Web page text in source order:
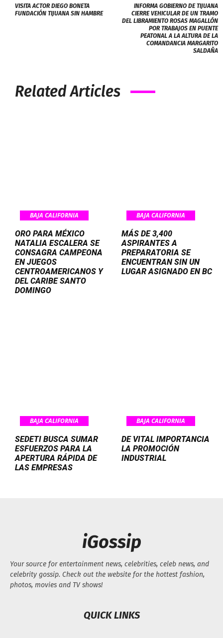
VISITA ACTOR DIEGO BONETA
FUNDACIÓN TIJUANA SIN HAMBRE
INFORMA GOBIERNO DE TIJUANA
CIERRE VEHICULAR DE UN TRAMO
DEL LIBRAMIENTO ROSAS MAGALLÓN
POR TRABAJOS EN PUENTE
PEATONAL A LA ALTURA DE LA
COMANDANCIA MARGARITO
SALDAÑA
Related Articles
BAJA CALIFORNIA
ORO PARA MÉXICO
NATALIA ESCALERA SE
CONSAGRA CAMPEONA
EN JUEGOS
CENTROAMERICANOS Y
DEL CARIBE SANTO
DOMINGO
BAJA CALIFORNIA
MÁS DE 3,400
ASPIRANTES A
PREPARATORIA SE
ENCUENTRAN SIN UN
LUGAR ASIGNADO EN BC
BAJA CALIFORNIA
SEDETI BUSCA SUMAR
ESFUERZOS PARA LA
APERTURA RÁPIDA DE
LAS EMPRESAS
BAJA CALIFORNIA
DE VITAL IMPORTANCIA
LA PROMOCIÓN
INDUSTRIAL
iGossip
Your source for entertainment news, celebrities, celeb news, and
celebrity gossip. Check out the website for the hottest fashion,
photos, movies and TV shows!
QUICK LINKS